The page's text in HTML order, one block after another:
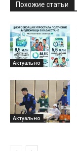
Похожие статьи
Актуально
Актуально